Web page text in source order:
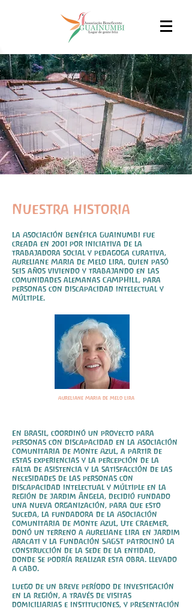
Nuestra historia
La Asociación Benéfica Guainumbi fue
creada en 2001 por iniciativa de la
trabajadora social y pedagoga curativa,
Aureliane Maria de Melo Lira, quien pasó
seis años viviendo y trabajando en las
comunidades alemanas CAMPHILL, para
personas con discapacidad intelectual y
múltiple.
En Brasil, coordinó un proyecto para
personas con discapacidad en la Asociación
Comunitaria de Monte Azul, a partir de
estas experiencias y la percepción de la
falta de asistencia y la satisfacción de las
necesidades de las personas con
discapacidad intelectual y múltiple en la
región de Jardim Ângela, decidió fundado
una nueva organización, para que esto
suceda, la fundadora de la Asociación
Comunitaria de Monte Azul, Ute Craemer,
donó un terreno a Aureliane Lira en Jardim
Aracati y la Fundación SAGST patrocinó la
construcción de la sede de la entidad,
donde se podría realizar esta obra. llevado
a cabo.
Luego de un breve período de investigación
en la región, a través de visitas
domiciliarias e instituciones, y presentación
Aureliane Maria de Melo Lira